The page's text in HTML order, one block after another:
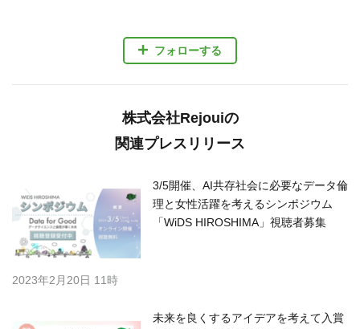
フォローする
株式会社Rejouiの
関連プレスリリース
3/5開催、AI共存社会に必要なデータ倫
理と女性活躍を考えるシンポジウム
「WiDS HIROSHIMA」視聴者募集
2023年2月20日 11時
未来を良くするアイデアを考えて入賞